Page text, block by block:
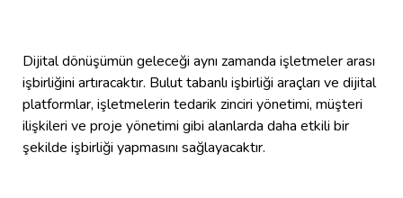
Dijital dönüşümün geleceği aynı zamanda işletmeler arası
işbirliğini artıracaktır. Bulut tabanlı işbirliği araçları ve dijital
platformlar, işletmelerin tedarik zinciri yönetimi, müşteri
ilişkileri ve proje yönetimi gibi alanlarda daha etkili bir
şekilde işbirliği yapmasını sağlayacaktır.